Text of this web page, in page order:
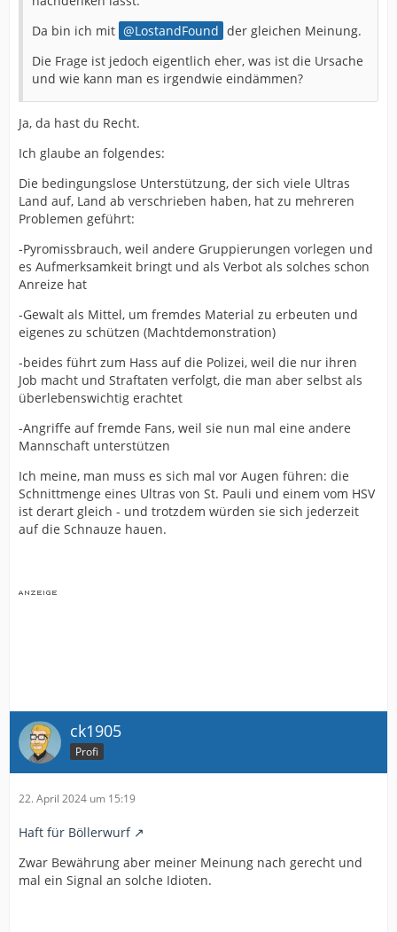
Da bin ich mit
LostandFound der gleichen Meinung.
Die Frage ist jedoch eigentlich eher, was ist die Ursache
und wie kann man es irgendwie eindämmen?
Ja, da hast du Recht.
Ich glaube an folgendes:
Die bedingungslose Unterstützung, der sich viele Ultras
Land auf, Land ab verschrieben haben, hat zu mehreren
Problemen geführt:
-Pyromissbrauch, weil andere Gruppierungen vorlegen und
es Aufmerksamkeit bringt und als Verbot als solches schon
Anreize hat
-Gewalt als Mittel, um fremdes Material zu erbeuten und
eigenes zu schützen (Machtdemonstration)
-beides führt zum Hass auf die Polizei, weil die nur ihren
Job macht und Straftaten verfolgt, die man aber selbst als
überlebenswichtig erachtet
-Angriffe auf fremde Fans, weil sie nun mal eine andere
Mannschaft unterstützen
Ich meine, man muss es sich mal vor Augen führen: die
Schnittmenge eines Ultras von St. Pauli und einem vom HSV
ist derart gleich - und trotzdem würden sie sich jederzeit
auf die Schnauze hauen.
ck1905
Profi
22. April 2024 um 15:19
Haft für Böllerwurf
Zwar Bewährung aber meiner Meinung nach gerecht und
mal ein Signal an solche Idioten.